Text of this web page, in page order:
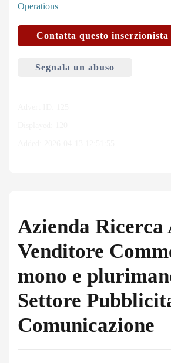
Operations
Contatta questo inserzionista
Segnala un abuso
Azienda Ricerca
Venditore
mono e
Settore
Comunicazione